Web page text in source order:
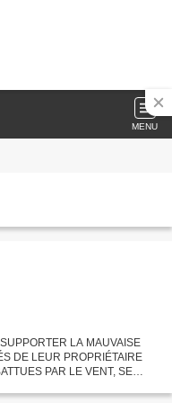
MENU
LA MAUVAISE
DE LEUR PROPRIÉTAIRE
PAR LE VENT, SE